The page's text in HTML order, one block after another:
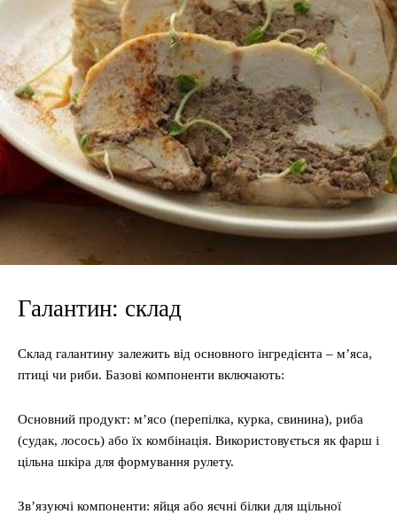
Галантин: склад
Склад галантину залежить від основного інгредієнта – м’яса,
птиці чи риби. Базові компоненти включають:
Основний продукт: м’ясо (перепілка, курка, свинина), риба
(судак, лосось) або їх комбінація. Використовується як фарш і
цільна шкіра для формування рулету.
Зв’язуючі компоненти: яйця або яєчні білки для щільної